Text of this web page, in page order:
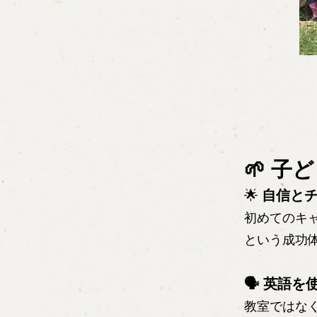
🌱 子
🌟 自信と
初めてのキ
という成功
🗣 英語を
教室ではな